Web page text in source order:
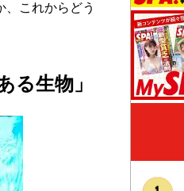
これからどう
る生物」